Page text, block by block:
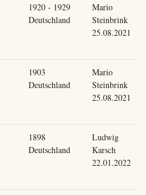
1920 - 1929
Deutschland
Mario
Steinbrink
25.08.2021
1903
Deutschland
Mario
Steinbrink
25.08.2021
1898
Deutschland
Ludwig
Karsch
22.01.2022